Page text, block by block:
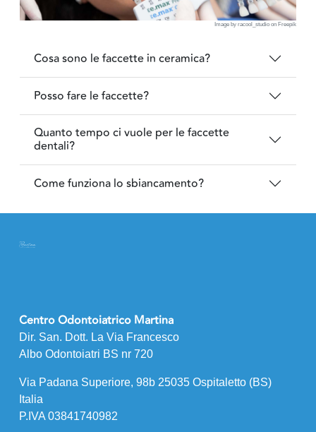
Image by racool_studio on Freepik
Cosa sono le faccette in ceramica?
Posso fare le faccette?
Quanto tempo ci vuole per le faccette
dentali?
Come funziona lo sbiancamento?
Centro Odontoiatrico Martina
Dir. San. Dott. La Via Francesco
Albo Odontoiatri BS nr 720
Via Padana Superiore, 98b 25035 Ospitaletto (BS)
Italia
P.IVA 03841740982